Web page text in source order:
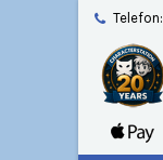
Telefon: